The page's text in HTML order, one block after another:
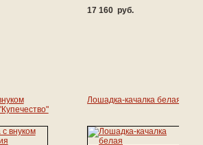
17 160 руб.
Лошадка-качалка белая